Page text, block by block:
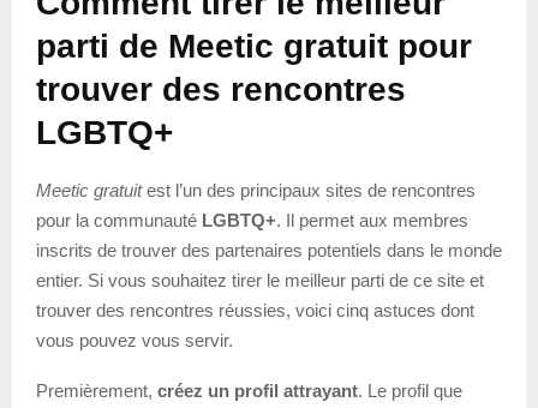
parti de Meetic gratuit pour
trouver des rencontres
LGBTQ+
Meetic gratuitest l’un des principaux sites de rencontres
pour la communauté LGBTQ+. Il permet aux membres
inscrits de trouver des partenaires potentiels dans le monde
entier. Si vous souhaitez tirer le meilleur parti de ce site et
trouver des rencontres réussies, voici cinq astuces dont
vous pouvez vous servir.
Premièrement, créez un profil attrayant. Le profil que